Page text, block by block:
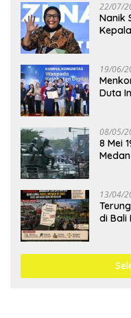
22/07/
Nanik
19/06/
Duta
08/05/
8 Mei
13/04/
di Bali